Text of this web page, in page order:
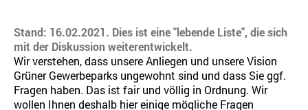
Stand: 16.02.2021. Dies ist eine "lebende Liste", die sich
mit der Diskussion weiterentwickelt.
Wir verstehen, dass unsere Anliegen und unsere Vision
Grüner Gewerbeparks ungewohnt sind und dass Sie ggf.
Fragen haben. Das ist fair und völlig in Ordnung. Wir
wollen Ihnen deshalb hier einige mögliche Fragen